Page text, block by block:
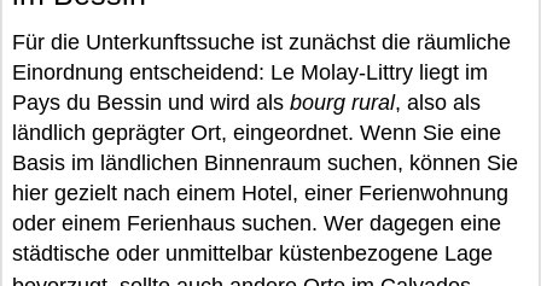
Für die Unterkunftssuche ist zunächst die räumliche
Einordnung entscheidend: Le Molay-Littry liegt im
Pays du Bessin und wird als bourg rural, also als
ländlich geprägter Ort, eingeordnet. Wenn Sie eine
Basis im ländlichen Binnenraum suchen, können Sie
hier gezielt nach einem Hotel, einer Ferienwohnung
oder einem Ferienhaus suchen. Wer dagegen eine
städtische oder unmittelbar küstenbezogene Lage